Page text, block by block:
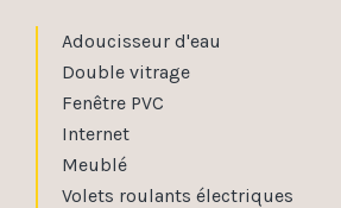
Adoucisseur d'eau
Double vitrage
Fenêtre PVC
Internet
Meublé
Volets roulants électriques